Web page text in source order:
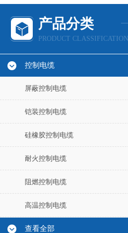
产品分类
PRODUCT CLASSIFICATION
控制电缆
屏蔽控制电缆
铠装控制电缆
硅橡胶控制电缆
耐火控制电缆
阻燃控制电缆
高温控制电缆
查看全部